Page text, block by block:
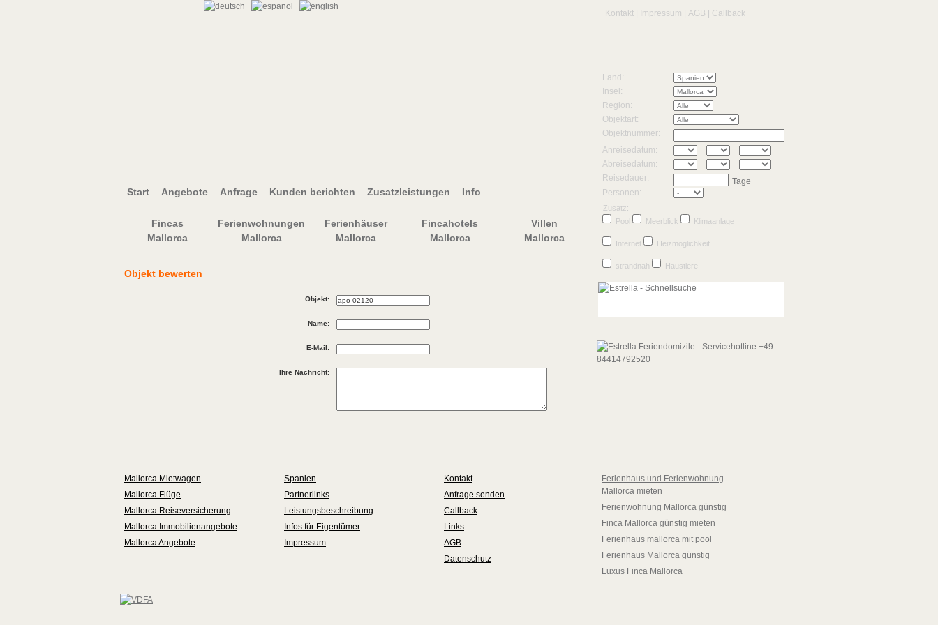
Start Angebote Anfrage Kunden berichten Zusatzleistungen Info
Fincas
Mallorca
Ferienwohnungen
Mallorca
Ferienhäuser
Mallorca
Fincahotels
Mallorca
Villen
Mallorca
Objekt bewerten
Objekt:
Name:
E-Mail:
Ihre Nachricht:
Kontakt Impressum AGB Callback
Land:
Insel:
Region:
Objektart:
Objektnummer:
Anreisedatum:
Abreisedatum:
Reisedauer:
Tage
Personen:
Zusatz:
Pool
Meerblick Klimaanlage
Internet Heizmöglichkeit
strandnah Haustiere
Mallorca Mietwagen
Mallorca Flüge
Mallorca Reiseversicherung
Mallorca Immobilienangebote
Mallorca Angebote
Spanien
Partnerlinks
Leistungsbeschreibung
Infos für Eigentümer
Impressum
Kontakt
Anfrage senden
Callback
Links
AGB
Datenschutz
Ferienhaus und Ferienwohnung
Mallorca mieten
Ferienwohnung Mallorca günstig
Finca Mallorca günstig mieten
Ferienhaus mallorca mit pool
Ferienhaus Mallorca günstig
Luxus Finca Mallorca